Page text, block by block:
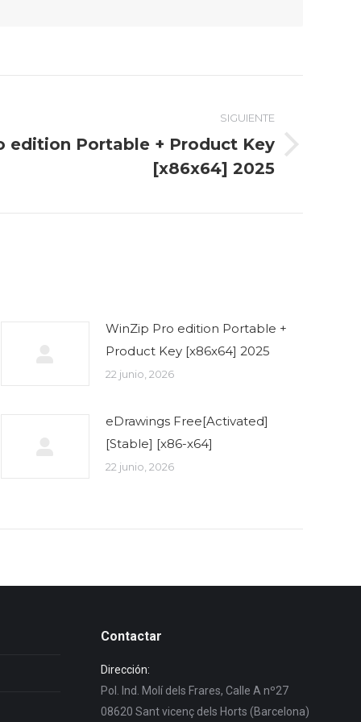
SIGUIENTE
edition Portable + Product Key
[x86x64] 2025
WinZip Pro edition Portable +
Product Key [x86x64] 2025
22 junio, 2026
eDrawings Free[Activated]
[Stable] [x86-x64]
22 junio, 2026
Contactar
Dirección:
Pol. Ind. Molí dels Frares, Calle A nº27
08620 Sant vicenç dels Horts (Barcelona)